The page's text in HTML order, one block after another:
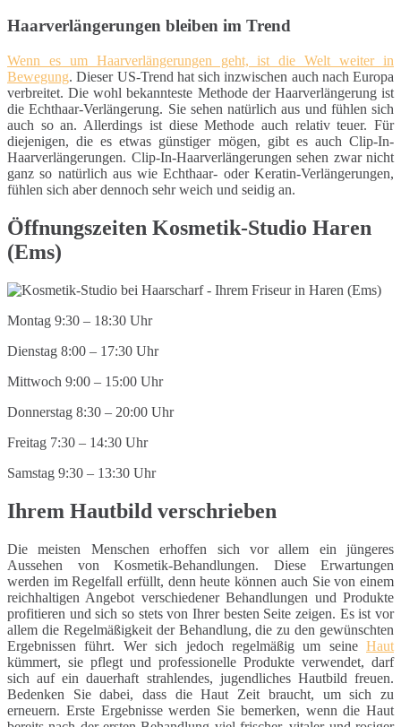
Haarverlängerungen bleiben im Trend
Wenn es um Haarverlängerungen geht, ist die Welt weiter in
Bewegung. Dieser US-Trend hat sich inzwischen auch nach Europa
verbreitet. Die wohl bekannteste Methode der Haarverlängerung ist
die Echthaar-Verlängerung. Sie sehen natürlich aus und fühlen sich
auch so an. Allerdings ist diese Methode auch relativ teuer. Für
diejenigen, die es etwas günstiger mögen, gibt es auch Clip-In-
Haarverlängerungen. Clip-In-Haarverlängerungen sehen zwar nicht
ganz so natürlich aus wie Echthaar- oder Keratin-Verlängerungen,
fühlen sich aber dennoch sehr weich und seidig an.
Öffnungszeiten Kosmetik-Studio Haren
(Ems)
Montag 9:30 – 18:30 Uhr
Dienstag 8:00 – 17:30 Uhr
Mittwoch 9:00 – 15:00 Uhr
Donnerstag 8:30 – 20:00 Uhr
Freitag 7:30 – 14:30 Uhr
Samstag 9:30 – 13:30 Uhr
Ihrem Hautbild verschrieben
Die meisten Menschen erhoffen sich vor allem ein jüngeres
Aussehen von Kosmetik-Behandlungen. Diese Erwartungen
werden im Regelfall erfüllt, denn heute können auch Sie von einem
reichhaltigen Angebot verschiedener Behandlungen und Produkte
profitieren und sich so stets von Ihrer besten Seite zeigen. Es ist vor
allem die Regelmäßigkeit der Behandlung, die zu den gewünschten
Ergebnissen führt. Wer sich jedoch regelmäßig um seine Haut
kümmert, sie pflegt und professionelle Produkte verwendet, darf
sich auf ein dauerhaft strahlendes, jugendliches Hautbild freuen.
Bedenken Sie dabei, dass die Haut Zeit braucht, um sich zu
erneuern. Erste Ergebnisse werden Sie bemerken, wenn die Haut